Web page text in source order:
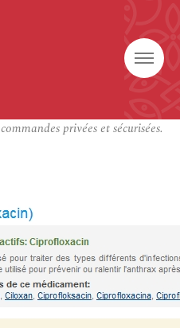
privées et sécurisées.